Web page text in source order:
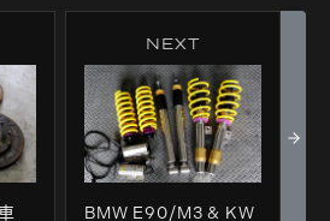
NEXT
BMW E90/M3 & KW